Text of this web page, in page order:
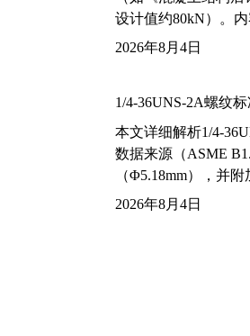
设计值约80kN）。
2026年8月4日
1/4-36UNS-2A螺纹
本文详细解析1/4-
数据来源（ASME
（Φ5.18mm），并
2026年8月4日